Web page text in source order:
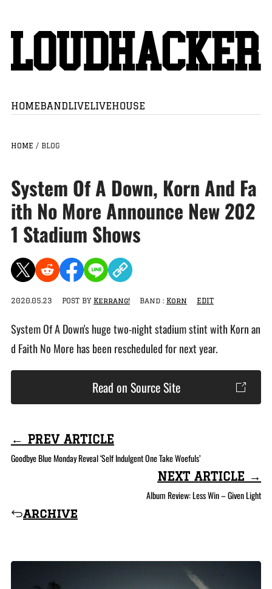
HOMEBANDLIVELIVEHOUSE
HOME / BLOG
System Of A Down, Korn And Fa
ith No More Announce New 202
1 Stadium Shows
2020.05.23 POST BY Kerrang! Band : Korn EDIT
System Of A Down's huge two-night stadium stint with Korn an
d Faith No More has been rescheduled for next year.
Read on Source Site
← PREV ARTICLE
Goodbye Blue Monday Reveal ‘Self Indulgent One Take Woefuls’
archive
NEXT ARTICLE →
Album Review: Less Win – Given Light